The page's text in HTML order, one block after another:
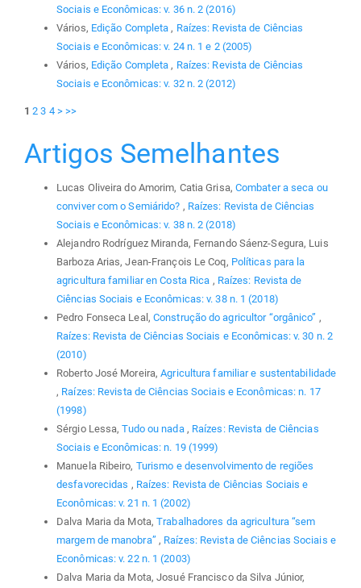
Sociais e Econômicas: v. 36 n. 2 (2016)
Vários, Edição Completa , Raízes: Revista de Ciências
Sociais e Econômicas: v. 24 n. 1 e 2 (2005)
Vários, Edição Completa , Raízes: Revista de Ciências
Sociais e Econômicas: v. 32 n. 2 (2012)
1 2 3 4 > >>
Artigos Semelhantes
Lucas Oliveira do Amorim, Catia Grisa, Combater a seca ou
conviver com o Semiárido? , Raízes: Revista de Ciências
Sociais e Econômicas: v. 38 n. 2 (2018)
Alejandro Rodríguez Miranda, Fernando Sáenz-Segura, Luis
Barboza Arias, Jean-François Le Coq, Políticas para la
agricultura familiar en Costa Rica , Raízes: Revista de
Ciências Sociais e Econômicas: v. 38 n. 1 (2018)
Pedro Fonseca Leal, Construção do agricultor “orgânico” ,
Raízes: Revista de Ciências Sociais e Econômicas: v. 30 n. 2
(2010)
Roberto José Moreira,Agricultura familiar e sustentabilidade
, Raízes: Revista de Ciências Sociais e Econômicas: n. 17
(1998)
Sérgio Lessa,Tudo ou nada , Raízes: Revista de Ciências
Sociais e Econômicas: n. 19 (1999)
Manuela Ribeiro, Turismo e desenvolvimento de regiões
desfavorecidas , Raízes: Revista de Ciências Sociais e
Econômicas: v. 21 n. 1 (2002)
Dalva Maria da Mota,Trabalhadores da agricultura “sem
margem de manobra” , Raízes: Revista de Ciências Sociais e
Econômicas: v. 22 n. 1 (2003)
Dalva Maria da Mota, Josué Francisco da Silva Júnior,